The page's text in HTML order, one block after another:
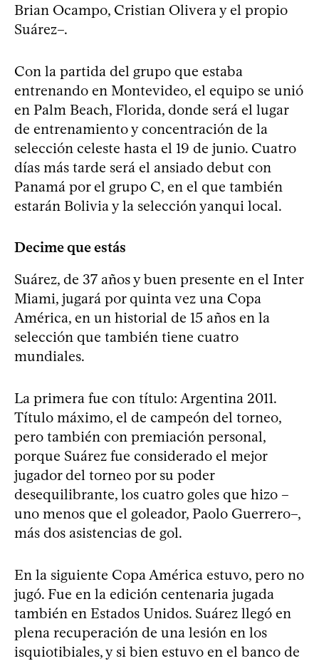
Brian Ocampo, Cristian Olivera y el propio
Suárez–.
Con la partida del grupo que estaba
entrenando en Montevideo, el equipo se unió
en Palm Beach, Florida, donde será el lugar
de entrenamiento y concentración de la
selección celeste hasta el 19 de junio. Cuatro
días más tarde será el ansiado debut con
Panamá por el grupo C, en el que también
estarán Bolivia y la selección yanqui local.
Decime que estás
Suárez, de 37 años y buen presente en el Inter
Miami, jugará por quinta vez una Copa
América, en un historial de 15 años en la
selección que también tiene cuatro
mundiales.
La primera fue con título: Argentina 2011.
Título máximo, el de campeón del torneo,
pero también con premiación personal,
porque Suárez fue considerado el mejor
jugador del torneo por su poder
desequilibrante, los cuatro goles que hizo –
uno menos que el goleador, Paolo Guerrero–,
más dos asistencias de gol.
En la siguiente Copa América estuvo, pero no
jugó. Fue en la edición centenaria jugada
también en Estados Unidos. Suárez llegó en
plena recuperación de una lesión en los
isquiotibiales, y si bien estuvo en el banco de